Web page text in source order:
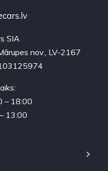
SIA
nov., LV-2167
– 18:00
13:00